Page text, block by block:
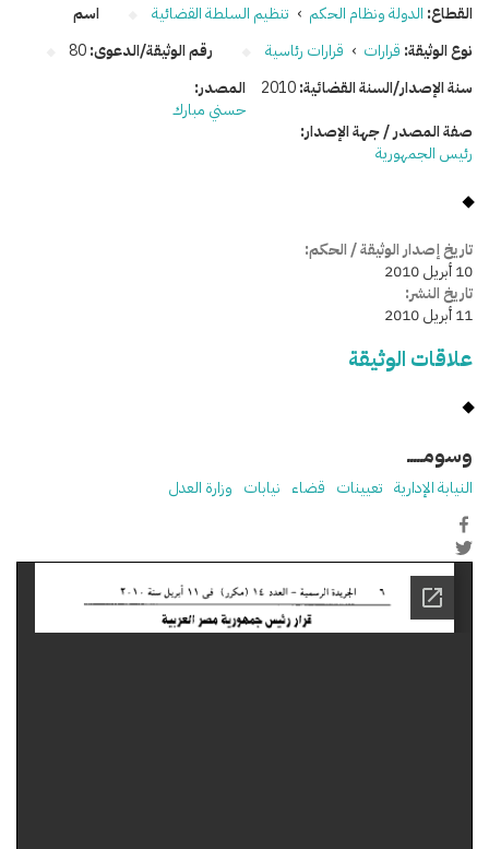
القطاع: الدولة ونظام الحكم › تنظيم السلطة القضائية
نوع الوثيقة: قرارات › قرارات رئاسية رقم الوثيقة/الدعوى:80
سنة الإصدار/السنة القضائية:2010
اسم
المصدر:
حسني مبارك
صفة المصدر / جهة الإصدار:
رئيس الجمهورية
تاريخ إصدار الوثيقة / الحكم:
10 أبريل 2010
تاريخ النشر:
11 أبريل 2010
علاقات الوثيقة
وسومـــــ
النيابة الإدارية تعيينات قضاء نيابات وزارة العدل